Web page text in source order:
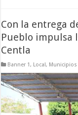
Con la entrega
Pueblo impulsa
Centla
Banner 1, Local, Municipios